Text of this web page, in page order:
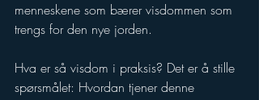
menneskene som bærer visdommen som
trengs for den nye jorden.
Hva er så visdom i praksis? Det er å stille
spørsmålet: Hvordan tjener denne